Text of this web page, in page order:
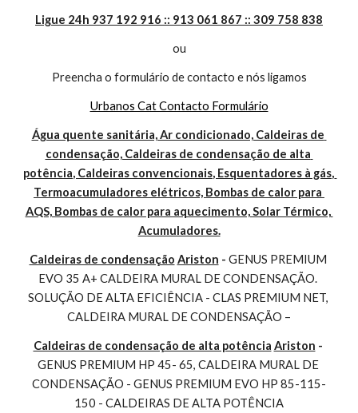
Ligue 24h 937 192 916 :: 913 061 867 :: 309 758 838
ou
Preencha o formulário de contacto e nós ligamos
Urbanos Cat Contacto Formulário
Água quente sanitária, Ar condicionado, Caldeiras de
condensação, Caldeiras de condensação de alta
potência, Caldeiras convencionais, Esquentadores à gás,
Termoacumuladores elétricos, Bombas de calor para
AQS, Bombas de calor para aquecimento, Solar Térmico,
Acumuladores.
Caldeiras de condensação Ariston - GENUS PREMIUM
EVO 35 A+ CALDEIRA MURAL DE CONDENSAÇÃO.
SOLUÇÃO DE ALTA EFICIÊNCIA - CLAS PREMIUM NET,
CALDEIRA MURAL DE CONDENSAÇÃO –
Caldeiras de condensação de alta potência Ariston
GENUS PREMIUM HP 45- 65, CALDEIRA MURAL DE
CONDENSAÇÃO - GENUS PREMIUM EVO HP 85-115-
150 - CALDEIRAS DE ALTA POTÊNCIA